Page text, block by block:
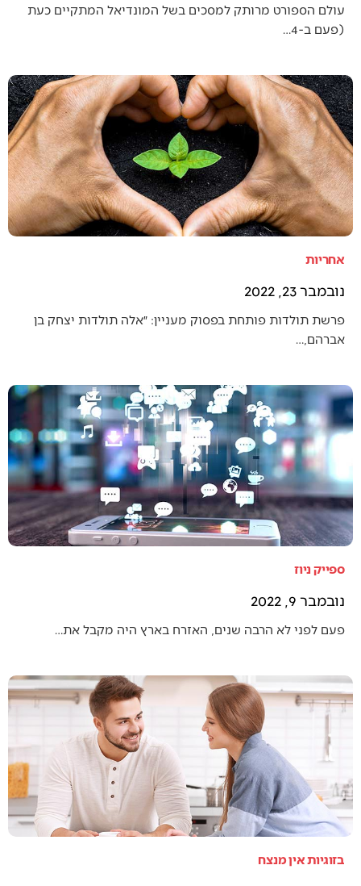
עולם הספורט מרותק למסכים בשל המונדיאל המתקיים כעת
(פעם ב-4…
אחריות
נובמבר 23, 2022
פרשת תולדות פותחת בפסוק מעניין: ״אלה תולדות יצחק בן
אברהם,…
ספייק ניוז
נובמבר 9, 2022
פעם לפני לא הרבה שנים, האזרח בארץ היה מקבל את…
בזוגיות אין מנצח